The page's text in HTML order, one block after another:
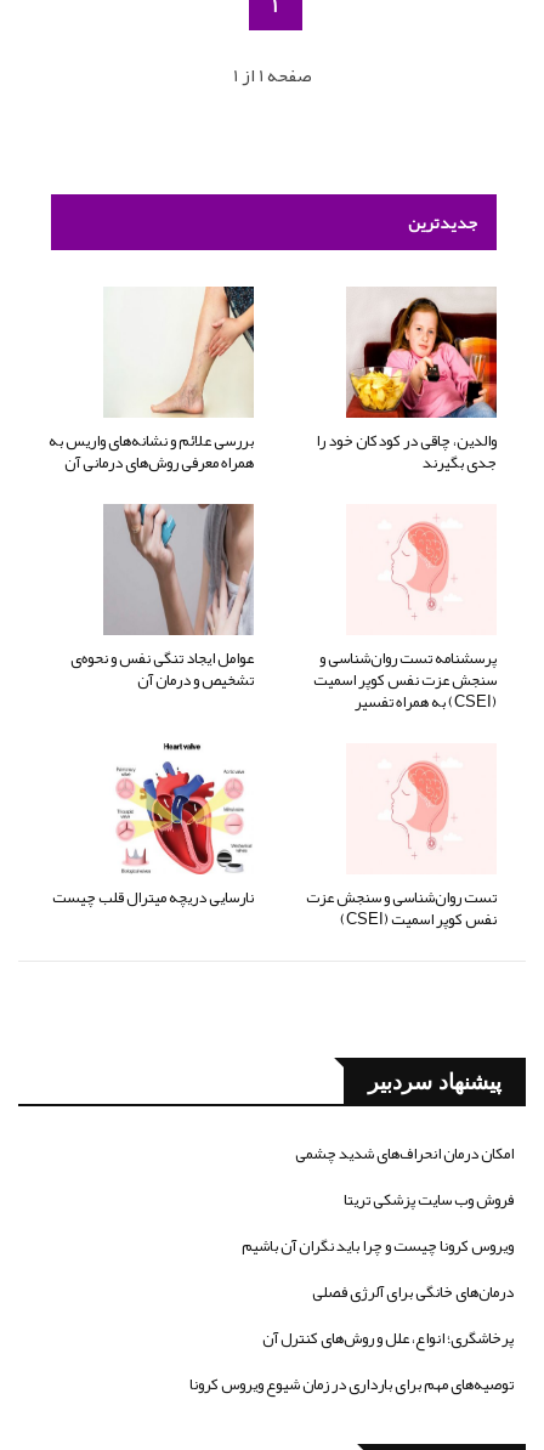
صفحه 1 از 1
جدیدترین
والدین، چاقی در کودکان خود را
جدی بگیرند
بررسی علائم و نشانه‌های واریس به
همراه معرفی روش‌های درمانی آن
پرسشنامه تست روان‌شناسی و
سنجش عزت نفس کوپر اسمیت
(CSEI) به همراه تفسیر
عوامل ایجاد تنگی نفس و نحوه‌ی
تشخیص و درمان آن
تست روان‌شناسی و سنجش عزت
نفس کوپر اسمیت (CSEI)
نارسایی دریچه میترال قلب چیست
پیشنهاد سردبیر
امکان درمان انحراف‌های شدید چشمی
فروش وب سایت پزشکی تریتا
ویروس کرونا چیست و چرا باید نگران آن باشیم
درمان‌های خانگی برای آلرژی فصلی
پرخاشگری؛ انواع، علل و روش‌های کنترل آن
توصیه‌های مهم برای بارداری در زمان شیوع ویروس کرونا